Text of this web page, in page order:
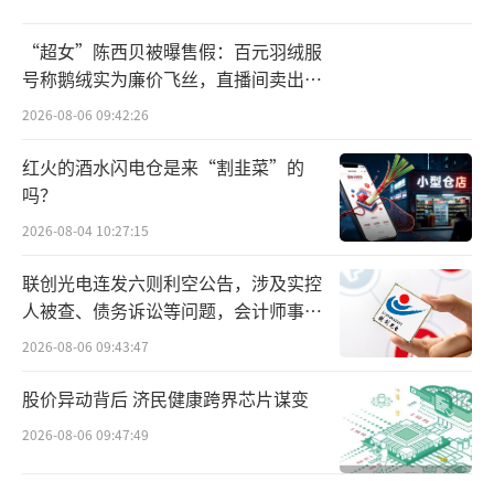
博西家用电器集团大中华区高级副总裁胡
博瀚表示，国补政策为中国家电消费市场注入
道，是博西家电长期以来的优质合作伙伴。未
来双方将继续加强组织协同，打造高品质家电
苏宁易购集团总裁任峻指出，中国家电消
费市场广阔，未来合作中将充分发挥苏宁易购
品牌力，打造更具竞争力的专供产品体系，满
足中国消费者对于优质产品的需求。（责任编辑：z
“超女”陈西贝被曝售假：百元羽绒服
号称鹅绒实为廉价飞丝，直播间卖出超
百万元
2026-08-06 09:42:26
红火的酒水闪电仓是来“割韭菜”的
吗？
2026-08-04 10:27:15
联创光电连发六则利空公告，涉及实控
人被查、债务诉讼等问题，会计师事务
所曾出具“保留意见”
2026-08-06 09:43:47
股价异动背后 济民健康跨界芯片谋变
2026-08-06 09:47:49